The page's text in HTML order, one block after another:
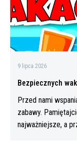
9 lipca 2026
Bezpiecznych
Przed nami
zabawy.
najważniejsze, a